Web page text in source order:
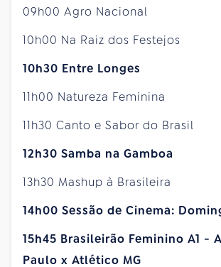
09h00 Agro Nacional
10h00 Na Raiz dos Festejos
10h30 Entre Longes
11h00 Natureza Feminina
11h30 Canto e Sabor do Brasil
12h30 Samba na Gamboa
13h30 Mashup à Brasileira
14h00 Sessão de Cinema:
15h45 Brasileirão Feminino A1 -
Paulo x Atlético MG